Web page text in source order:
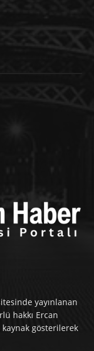
yayınlanan
hakkı Ercan
kaynak gösterilerek